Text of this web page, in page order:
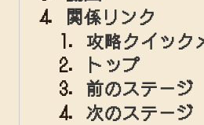
関係リンク
攻略クイック
トップ
前のステージ
次のステージ